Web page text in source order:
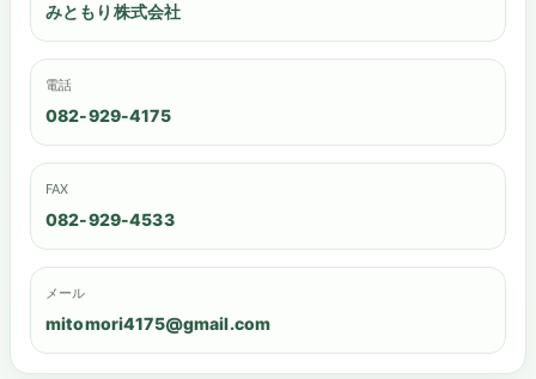
みともり株式会社
電話
082-929-4175
FAX
082-929-4533
メール
mitomori4175@gmail.com